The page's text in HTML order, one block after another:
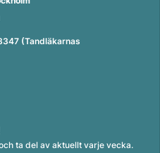
(Tandläkarnas
ta del av aktuellt varje vecka.